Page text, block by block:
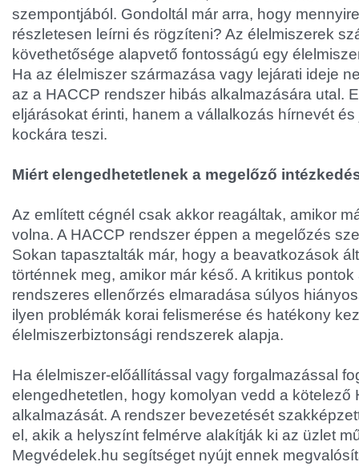
szempontjából. Gondoltál már arra, hogy
részletesen leírni és rögzíteni? Az élelmiszerek
követhetősége alapvető fontosságú egy
Ha az élelmiszer származása vagy lejárati ideje
az a HACCP rendszer hibás alkalmazására utal.
eljárásokat érinti, hanem a vállalkozás hírnevét
kockára teszi.
Miért elengedhetetlenek a megelőző
Az említett cégnél csak akkor reagáltak, amikor
volna. A HACCP rendszer éppen a megelőzés
Sokan tapasztalták már, hogy a beavatkozások
történnek meg, amikor már késő. A kritikus
rendszeres ellenőrzés elmaradása súlyos
ilyen problémák korai felismerése és hatékony
élelmiszerbiztonsági rendszerek alapja.
Ha élelmiszer-előállítással vagy forgalmazással
elengedhetetlen, hogy komolyan vedd a kötelező
alkalmazását. A rendszer bevezetését
el, akik a helyszínt felmérve alakítják ki az üzlet
Megvédelek.hu segítséget nyújt ennek